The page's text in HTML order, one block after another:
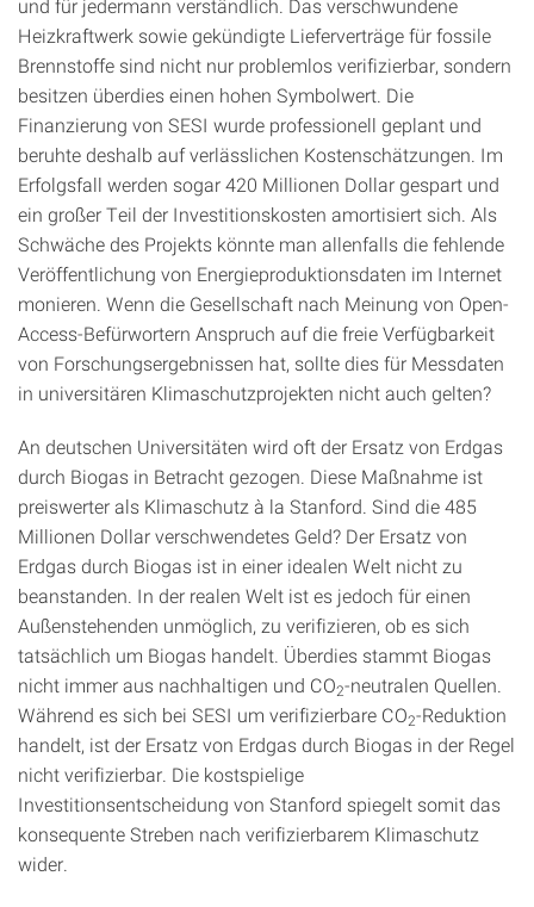
und für jedermann verständlich. Das verschwundene
Heizkraftwerk sowie gekündigte Lieferverträge für fossile
Brennstoffe sind nicht nur problemlos verifizierbar, sondern
besitzen überdies einen hohen Symbolwert. Die
Finanzierung von SESI wurde professionell geplant und
beruhte deshalb auf verlässlichen Kostenschätzungen. Im
Erfolgsfall werden sogar 420 Millionen Dollar gespart und
ein großer Teil der Investitionskosten amortisiert sich. Als
Schwäche des Projekts könnte man allenfalls die fehlende
Veröffentlichung von Energieproduktionsdaten im Internet
monieren. Wenn die Gesellschaft nach Meinung von Open-
Access-Befürwortern Anspruch auf die freie Verfügbarkeit
von Forschungs­ergebnissen hat, sollte dies für Messdaten
in universitären Klimaschutzprojekten nicht auch gelten?
An deutschen Universitäten wird oft der Ersatz von Erdgas
durch Biogas in Betracht gezogen. Diese Maßnahme ist
preiswerter als Klimaschutz à la Stanford. Sind die 485
Millionen Dollar verschwendetes Geld? Der Ersatz von
Erdgas durch Biogas ist in einer idealen Welt nicht zu
beanstanden. In der realen Welt ist es jedoch für einen
Außenstehenden unmöglich, zu verifizieren, ob es sich
tatsächlich um Biogas handelt. Überdies stammt Biogas
nicht immer aus nachhaltigen und CO2-neutralen Quellen.
Während es sich bei SESI um verifizierbare CO2-Reduktion
handelt, ist der Ersatz von Erdgas durch Biogas in der Regel
nicht verifizierbar. Die kostspielige
Investitionsentscheidung von Stanford spiegelt somit das
konsequente Streben nach verifizierbarem Klimaschutz
wider.